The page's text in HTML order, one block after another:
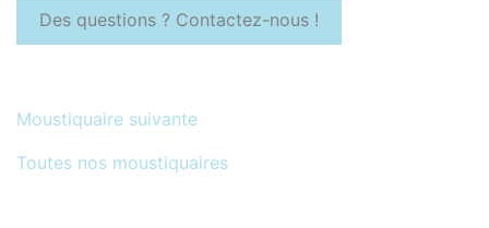
Des questions ? Contactez-nous !
Moustiquaire suivante
Toutes nos moustiquaires